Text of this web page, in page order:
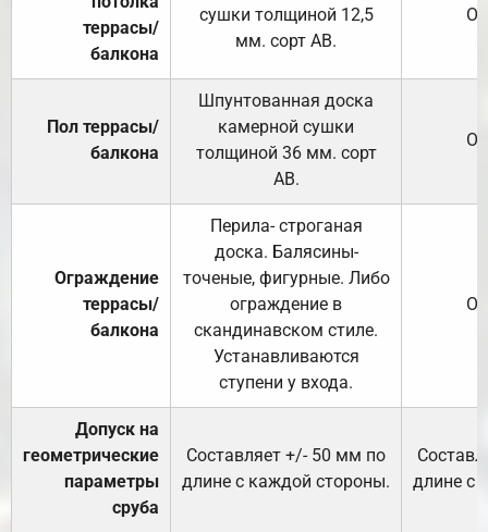
террасы/
балкона
сушки толщиной 12,5
мм. сорт АВ.
Пол террасы/
балкона
Шпунтованная доска
камерной сушки
толщиной 36 мм. сорт
АВ.
Ограждение
террасы/
балкона
Перила- строганая
доска. Балясины-
точеные, фигурные. Либо
ограждение в
скандинавском стиле.
Устанавливаются
ступени у входа.
Допуск на
геометрические
параметры
сруба
Составляет +/- 50 мм по
длине с каждой стороны.
длине с